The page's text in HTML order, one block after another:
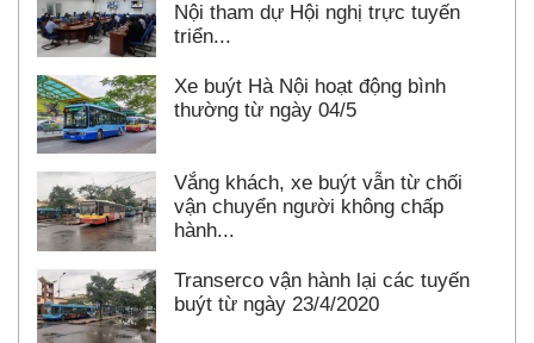
Nội tham dự Hội nghị trực tuyến
triển...
Xe buýt Hà Nội hoạt động bình
thường từ ngày 04/5
Vắng khách, xe buýt vẫn từ chối
vận chuyển người không chấp
hành...
Transerco vận hành lại các tuyến
buýt từ ngày 23/4/2020